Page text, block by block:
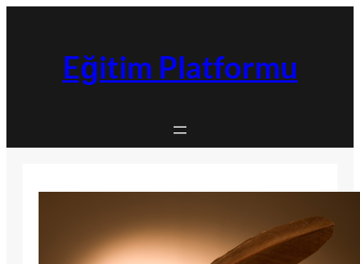
Eğitim Platformu